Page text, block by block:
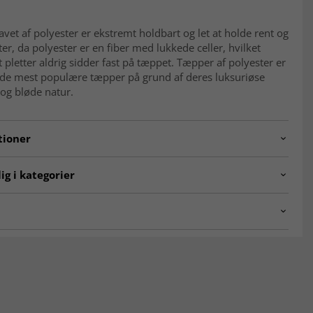
af polyester er ekstremt holdbart og let at holde rent og
da polyester er en fiber med lukkede celler, hvilket
pletter aldrig sidder fast på tæppet. Tæpper af polyester er
mest populære tæpper på grund af deres luksuriøse
bløde natur.
i kategorier